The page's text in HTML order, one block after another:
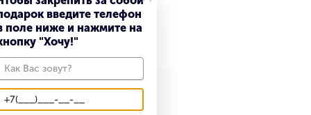
введите телефон
поле ниже и нажмите на
"Хочу!"